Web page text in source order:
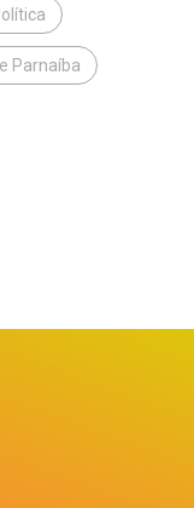
Parnaíba